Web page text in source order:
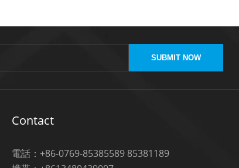
SUBMIT NOW
Contact
電話：+86-0769-85385589 85381189